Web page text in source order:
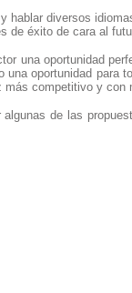
hablar diversos
de éxito de cara al
una oportunidad
oportunidad
competitivo y con
de las